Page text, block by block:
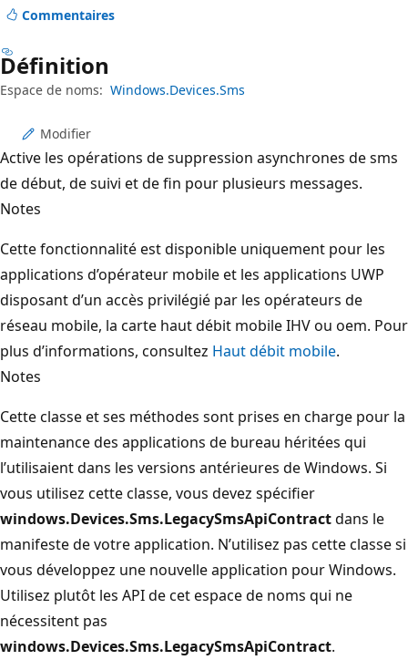
Commentaires
Définition
Espace de noms: Windows.Devices.Sms
Modifier
Active les opérations de suppression asynchrones de sms
de début, de suivi et de fin pour plusieurs messages.
Notes
Cette fonctionnalité est disponible uniquement pour les
applications d’opérateur mobile et les applications UWP
disposant d’un accès privilégié par les opérateurs de
réseau mobile, la carte haut débit mobile IHV ou oem. Pour
plus d’informations, consultez Haut débit mobile.
Notes
Cette classe et ses méthodes sont prises en charge pour la
maintenance des applications de bureau héritées qui
l’utilisaient dans les versions antérieures de Windows. Si
vous utilisez cette classe, vous devez spécifier
windows.Devices.Sms.LegacySmsApiContractdans le
manifeste de votre application. N’utilisez pas cette classe si
vous développez une nouvelle application pour Windows.
Utilisez plutôt les API de cet espace de noms qui ne
nécessitent pas
windows.Devices.Sms.LegacySmsApiContract.